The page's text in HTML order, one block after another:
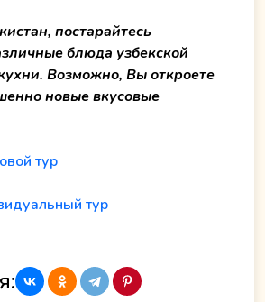
постарайтесь
блюда узбекской
Возможно, Вы откроете
новые вкусовые
тур
тур